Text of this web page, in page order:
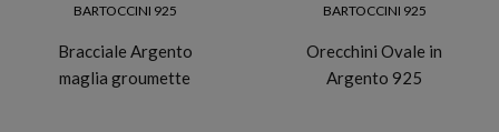
BARTOCCINI 925
Bracciale Argento
maglia groumette
BARTOCCINI 925
Orecchini Ovale in
Argento 925